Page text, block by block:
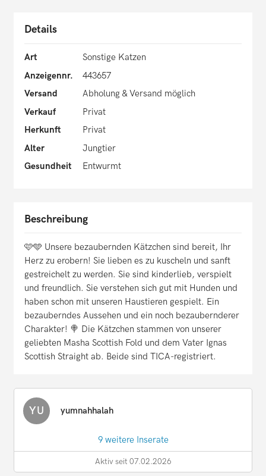
Details
Art
Sonstige Katzen
Anzeigennr.
443657
Versand
Abholung & Versand möglich
Verkauf
Privat
Herkunft
Privat
Alter
Jungtier
Gesundheit
Entwurmt
Beschreibung
🩷🩵 Unsere bezaubernden Kätzchen sind bereit, Ihr
Herz zu erobern! Sie lieben es zu kuscheln und sanft
gestreichelt zu werden. Sie sind kinderlieb, verspielt
und freundlich. Sie verstehen sich gut mit Hunden und
haben schon mit unseren Haustieren gespielt. Ein
bezauberndes Aussehen und ein noch bezaubernderer
Charakter! 🍭 Die Kätzchen stammen von unserer
geliebten Masha Scottish Fold und dem Vater Ignas
Scottish Straight ab. Beide sind TICA-registriert.
YU yumnahhalah
9 weitere Inserate
Aktiv seit 07.02.2026